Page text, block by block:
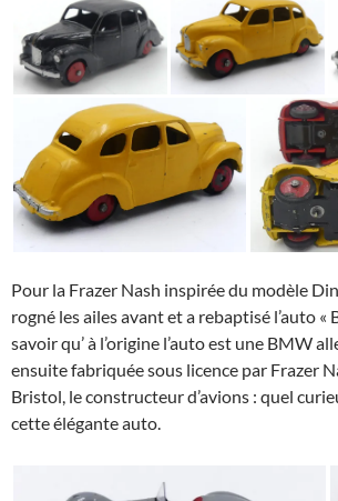
Pour la Frazer Nash inspirée du modèle
rogné les ailes avant et a rebaptisé l’auto «
savoir qu’ à l’origine l’auto est une BMW
ensuite fabriquée sous licence par Frazer
Bristol, le constructeur d’avions : quel
cette élégante auto.